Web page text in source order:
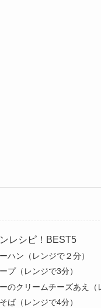
レシピ！BEST5
ハン（レンジで２分）
プ（レンジで3分）
のクリームチーズあえ（
ば（レンジで4分）